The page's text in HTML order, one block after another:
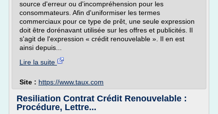
source d'erreur ou d'incompréhension pour les
consommateurs. Afin d'uniformiser les termes
commerciaux pour ce type de prêt, une seule expression
doit être dorénavant utilisée sur les offres et publicités. Il
s'agit de l'expression « crédit renouvelable ». Il en est
ainsi depuis...
Lire la suite
Site : https://www.taux.com
Resiliation Contrat Crédit Renouvelable :
Procédure, Lettre...